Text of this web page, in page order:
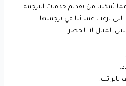
يُمكننا من تقديم خدمات الترجمة
يرغب عملائنا في ترجمتها
المثال لا الحصر:
بالراتب.